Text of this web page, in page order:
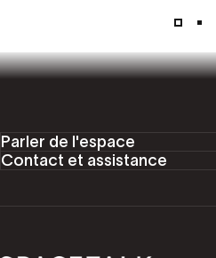
Parler de l'espace
Contact et assistance